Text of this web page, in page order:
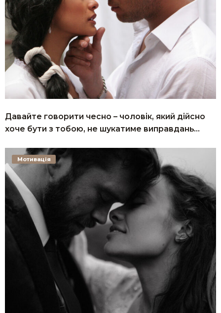
Давайте говорити чесно – чоловік, який дійсно
хоче бути з тобою, не шукатиме виправдань…
Мотивація